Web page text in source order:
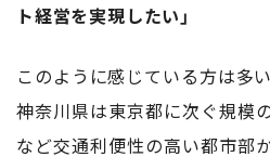
ト経営を実現したい」
このように感じている方は多
神奈川県は東京都に次ぐ規模
など交通利便性の高い都市部